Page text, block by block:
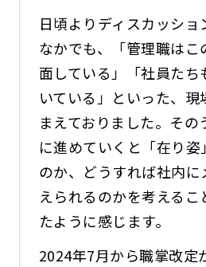
日頃よりディスカッショ
なかでも、「管理職はこ
面している」「社員たち
いている」といった、
まえておりました。その
に進めていくと「在り姿
のか、どうすれば社内
えられるのかを考えるこ
たように感じます。
2024年7月から職掌改定